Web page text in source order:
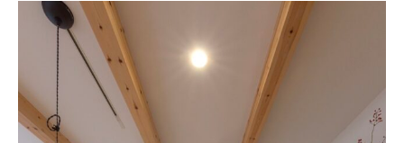
カテゴリー一覧
新着記事
人気の記事